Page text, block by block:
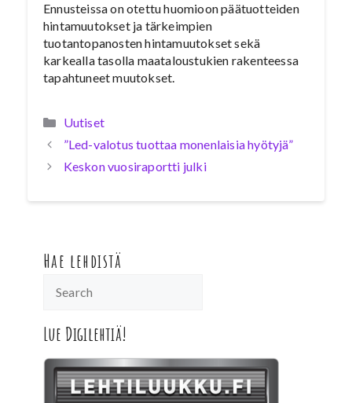
Ennusteissa on otettu huomioon päätuotteiden
hintamuutokset ja tärkeimpien
tuotantopanosten hintamuutokset sekä
karkealla tasolla maataloustukien rakenteessa
tapahtuneet muutokset.
Kategoriat
Uutiset
”Led-valotus tuottaa monenlaisia hyötyjä”
Keskon vuosiraportti julki
Hae lehdistä
Lue Digilehtiä!